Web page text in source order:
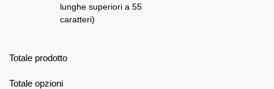
lunghe superiori a 55
caratteri)
Totale prodotto
Totale opzioni